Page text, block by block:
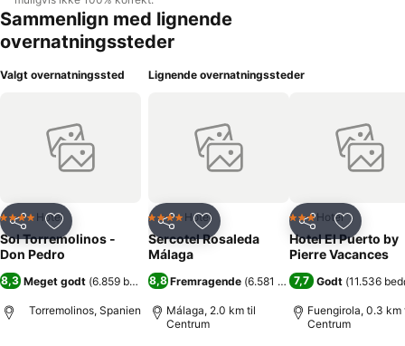
Sammenlign med lignende
overnatningssteder
Valgt overnatningssted
Del Føj til favoritter
4 StjernerHotel
Sol Torremolinos -
Don Pedro
8,3 Meget godt (6.859 bedømmelser)
Torremolinos, Spanien
Lignende overnatningssteder
Del Føj til favoritter
4 StjernerHotel
Sercotel Rosaleda
Málaga
8,8 Fremragende (6.581 bedømmelser )
Málaga, 2.0 km til
Centrum
Del Føj til
3 Stjerner
Hotel
Hotel El Puerto by
Pierre Vacances
7,7 Godt (11.536
Fuengirola, 0.3 km
Centrum